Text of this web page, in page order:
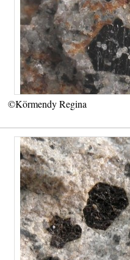
©Körmendy Regina